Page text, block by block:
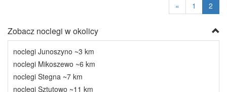
« 1 2
Zobacz noclegi w okolicy
noclegi Junoszyno ~3 km
noclegi Mikoszewo ~6 km
noclegi Stegna ~7 km
noclegi Sztutowo ~11 km